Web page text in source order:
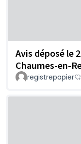
Avis déposé le
Chaumes-en-
registrepapier